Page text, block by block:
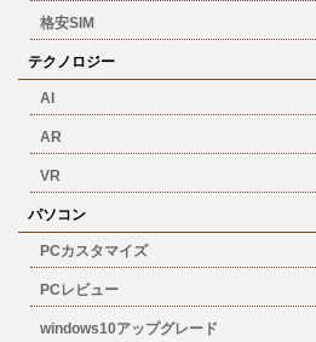
格安SIM
テクノロジー
AI
AR
VR
パソコン
PCカスタマイズ
PCレビュー
windows10アップグレード